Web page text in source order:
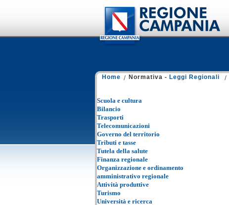
Home Normativa - Leggi Regionali
Scuola e cultura
Bilancio
Trasporti
Telecomunicazioni
Governo del territorio
Tributi e tasse
Tutela della salute
Finanza regionale
Organizzazione e ordinamento
amministrativo regionale
Attività produttive
Turismo
Università e ricerca